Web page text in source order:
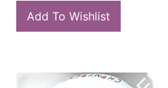
Add To Wishlist